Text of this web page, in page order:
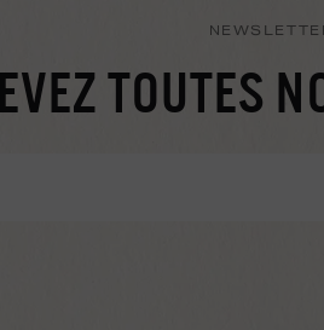
TOUTES